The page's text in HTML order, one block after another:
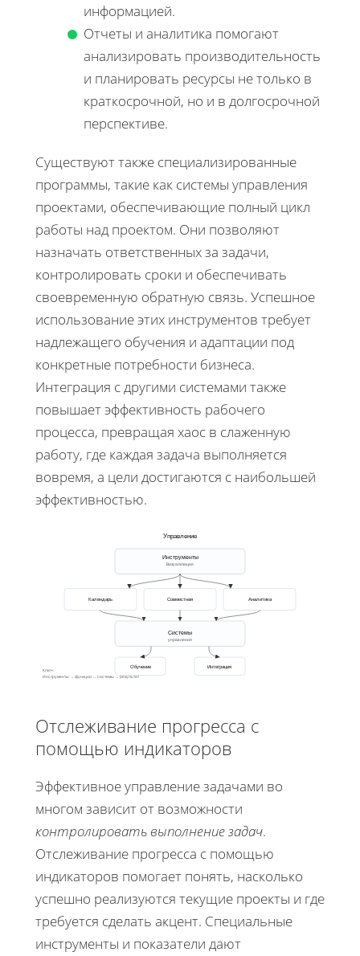
информацией.
Отчеты и аналитика помогают
анализировать производительность
и планировать ресурсы не только в
краткосрочной, но и в долгосрочной
перспективе.
Существуют также специализированные
программы, такие как системы управления
проектами, обеспечивающие полный цикл
работы над проектом. Они позволяют
назначать ответственных за задачи,
контролировать сроки и обеспечивать
своевременную обратную связь. Успешное
использование этих инструментов требует
надлежащего обучения и адаптации под
конкретные потребности бизнеса.
Интеграция с другими системами также
повышает эффективность рабочего
процесса, превращая хаос в слаженную
работу, где каждая задача выполняется
вовремя, а цели достигаются с наибольшей
эффективностью.
Управление
Инструменты
Визуализация
Календарь Совместная Аналитика
Системы
управления
Обучение Интеграция
Ключ:
Инструменты → функции → системы → результат
Отслеживание прогресса с
помощью индикаторов
Эффективное управление задачами во
многом зависит от возможности
контролировать выполнение задач.
Отслеживание прогресса с помощью
индикаторов помогает понять, насколько
успешно реализуются текущие проекты и где
требуется сделать акцент. Специальные
инструменты и показатели дают